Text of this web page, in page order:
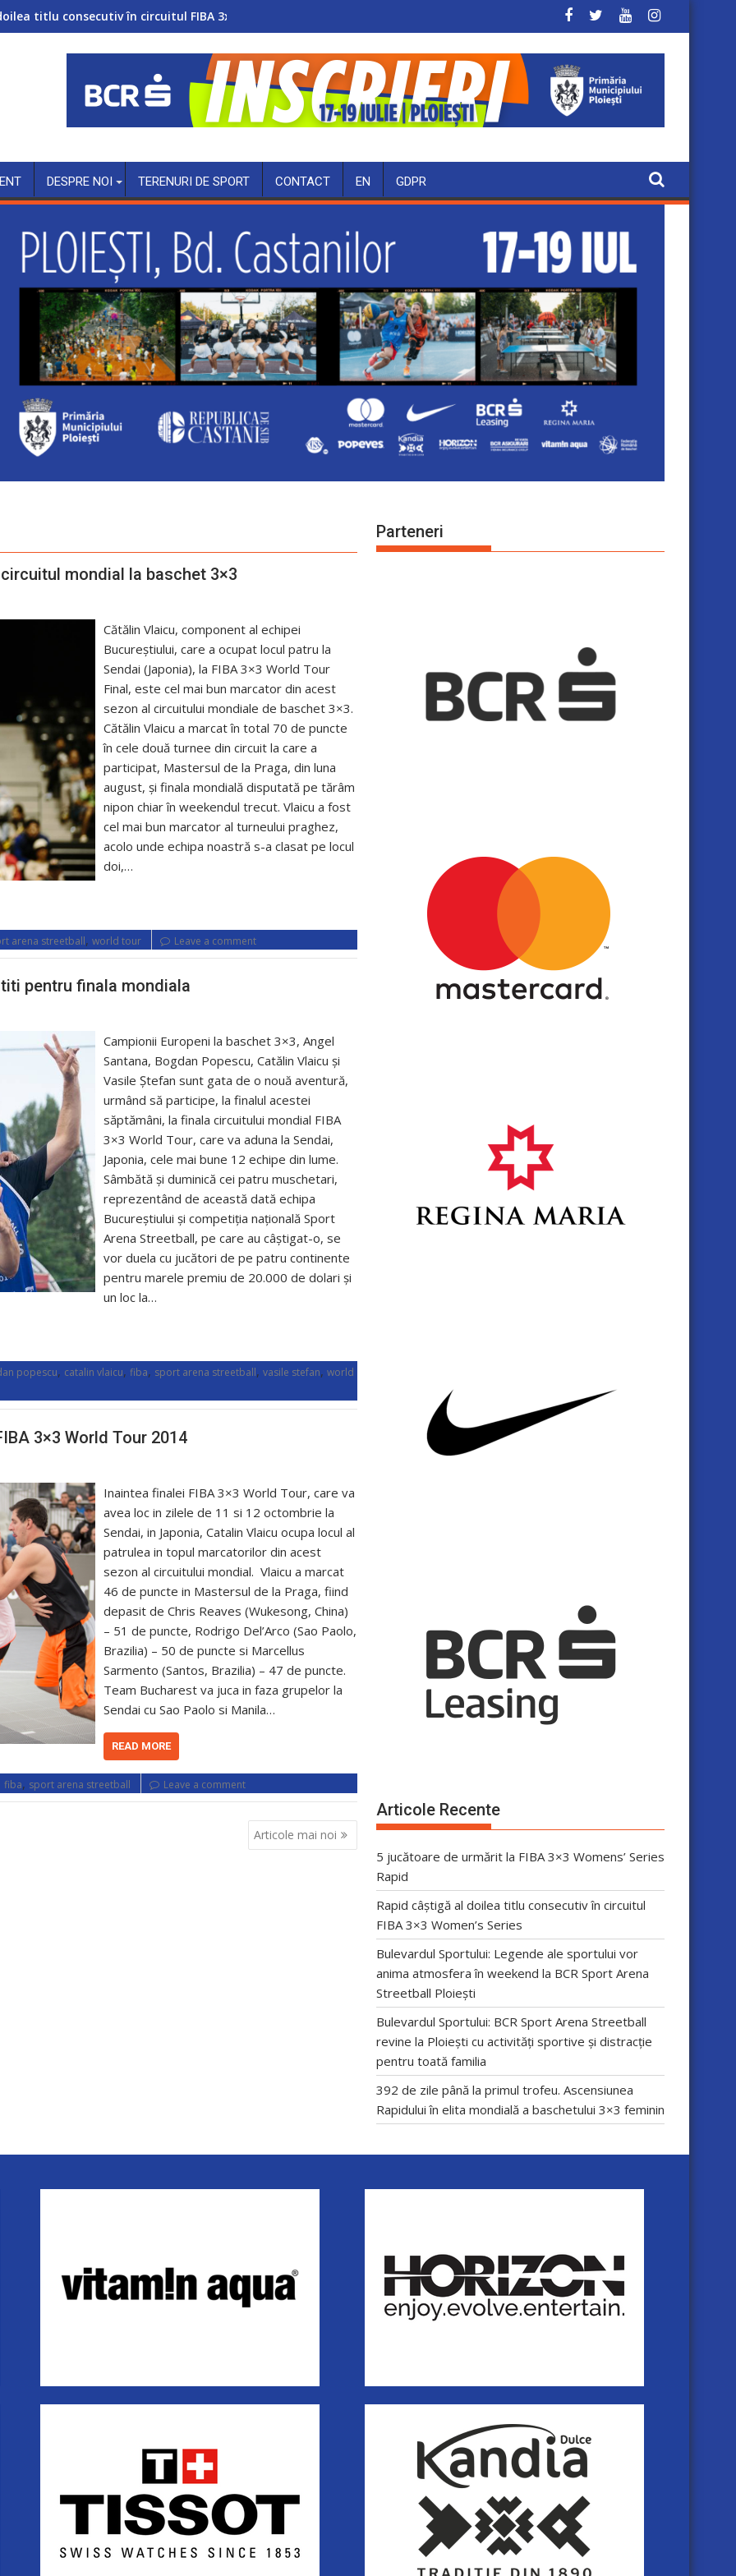
titlu consecutiv în circuitul FIBA 3x3 Women’s Series
DESPRE NOI TERENURI DE SPORT CONTACT EN GDPR
mondial la baschet 3×3
Cătălin Vlaicu, component al echipei
Bucureștiului, care a ocupat locul patru la
Sendai (Japonia), la FIBA 3×3 World Tour
Final, este cel mai bun marcator din acest
sezon al circuitului mondiale de baschet 3×3.
Cătălin Vlaicu a marcat în total 70 de puncte
în cele două turnee din circuit la care a
participat, Mastersul de la Praga, din luna
august, și finala mondială disputată pe tărâm
nipon chiar în weekendul trecut. Vlaicu a fost
cel mai bun marcator al turneului praghez,
acolo unde echipa noastră s-a clasat pe locul
doi,…
arena streetball, world tour Leave a comment
pentru finala mondiala
Campionii Europeni la baschet 3×3, Angel
Santana, Bogdan Popescu, Catălin Vlaicu și
Vasile Ștefan sunt gata de o nouă aventură,
urmând să participe, la finalul acestei
săptămâni, la finala circuitului mondial FIBA
3×3 World Tour, care va aduna la Sendai,
Japonia, cele mai bune 12 echipe din lume.
Sâmbătă și duminică cei patru muschetari,
reprezentând de această dată echipa
Bucureștiului și competiția națională Sport
Arena Streetball, pe care au câștigat-o, se
vor duela cu jucători de pe patru continente
pentru marele premiu de 20.000 de dolari și
un loc la…
popescu, catalin vlaicu, fiba, sport arena streetball, vasile stefan, world
3×3 World Tour 2014
Inaintea finalei FIBA 3×3 World Tour, care va
avea loc in zilele de 11 si 12 octombrie la
Sendai, in Japonia, Catalin Vlaicu ocupa locul al
patrulea in topul marcatorilor din acest
sezon al circuitului mondial. Vlaicu a marcat
46 de puncte in Mastersul de la Praga, fiind
depasit de Chris Reaves (Wukesong, China)
– 51 de puncte, Rodrigo Del’Arco (Sao Paolo,
Brazilia) – 50 de puncte si Marcellus
Sarmento (Santos, Brazilia) – 47 de puncte.
Team Bucharest va juca in faza grupelor la
Sendai cu Sao Paolo si Manila…
READ MORE
fiba, sport arena streetball Leave a comment
Articole mai noi
Parteneri
Articole Recente
5 jucătoare de urmărit la FIBA 3×3 Womens’ Series
Rapid
Rapid câștigă al doilea titlu consecutiv în circuitul
FIBA 3×3 Women’s Series
Bulevardul Sportului: Legende ale sportului vor
anima atmosfera în weekend la BCR Sport Arena
Streetball Ploiești
Bulevardul Sportului: BCR Sport Arena Streetball
revine la Ploiești cu activități sportive și distracție
pentru toată familia
392 de zile până la primul trofeu. Ascensiunea
Rapidului în elita mondială a baschetului 3×3 feminin